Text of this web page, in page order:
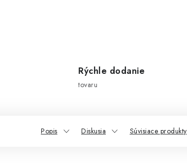
Rýchle dodanie
tovaru
Popis Diskusia Súvisiace produkty